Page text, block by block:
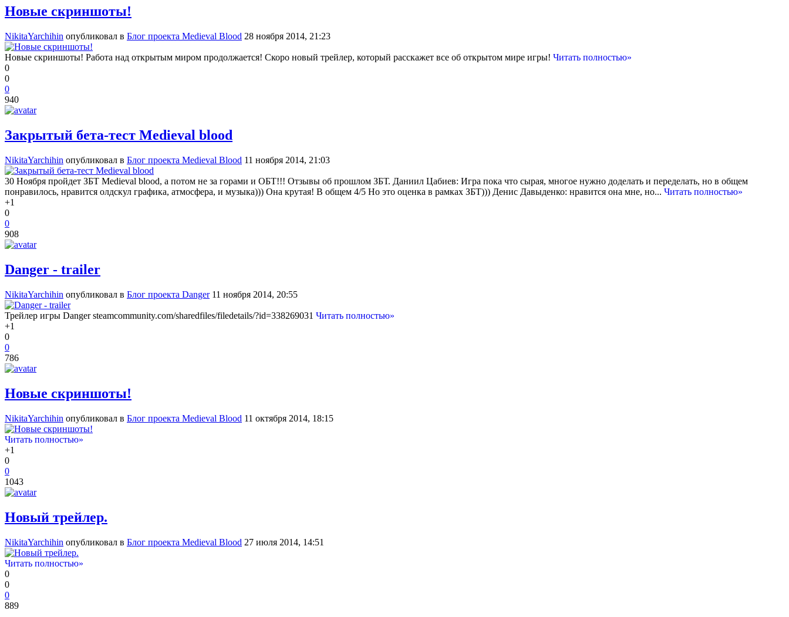
Новые скриншоты!
NikitaYarchihin опубликовал в Блог проекта Medieval Blood 28 ноября 2014, 21:23
Новые скриншоты! Работа над открытым миром продолжается! Скоро новый трейлер, который расскажет все об открытом мире игры! Читать полностью»
0
0
0
940
Закрытый бета-тест Medieval blood
NikitaYarchihin опубликовал в Блог проекта Medieval Blood 11 ноября 2014, 21:03
30 Ноября пройдет ЗБТ Medieval blood, а потом не за горами и ОБТ!!! Отзывы об прошлом ЗБТ. Даниил Цабиев: Игра пока что сырая, многое нужно доделать и переделать, но в общем
понравилось, нравится олдскул графика, атмосфера, и музыка))) Она крутая! В общем 4/5 Но это оценка в рамках ЗБТ))) Денис Давыденко: нравится она мне, но... Читать полностью»
+1
0
0
908
Danger - trailer
NikitaYarchihin опубликовал в Блог проекта Danger 11 ноября 2014, 20:55
Трейлер игры Danger steamcommunity.com/sharedfiles/filedetails/?id=338269031 Читать полностью»
+1
0
0
786
Новые скриншоты!
NikitaYarchihin опубликовал в Блог проекта Medieval Blood 11 октября 2014, 18:15
Читать полностью»
+1
0
0
1043
Новый трейлер.
NikitaYarchihin опубликовал в Блог проекта Medieval Blood 27 июля 2014, 14:51
Читать полностью»
0
0
0
889